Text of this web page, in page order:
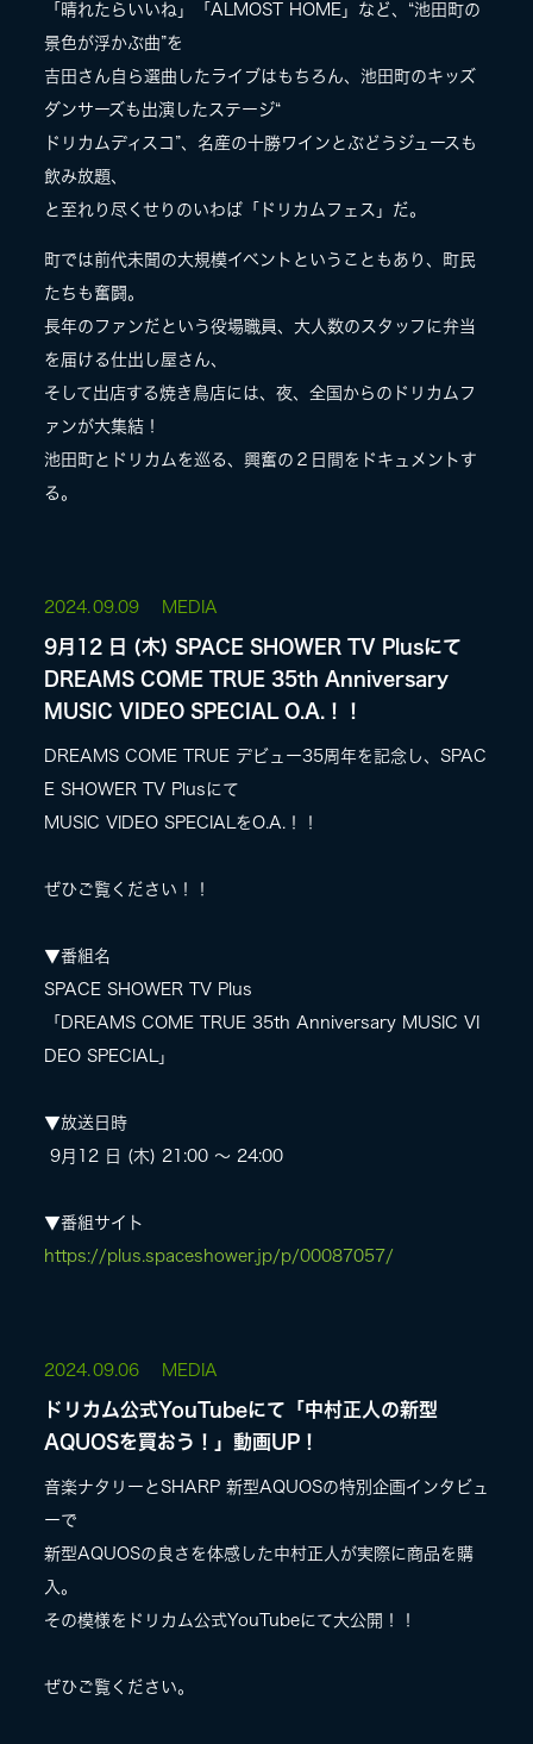
「晴れたらいいね」「ALMOST HOME」など、“池田町の
景色が浮かぶ曲”を
吉田さん自ら選曲したライブはもちろん、池田町のキッズ
ダンサーズも出演したステージ“
ドリカムディスコ”、名産の十勝ワインとぶどうジュースも
飲み放題、
と至れり尽くせりのいわば「ドリカムフェス」だ。
町では前代未聞の大規模イベントということもあり、町民
たちも奮闘。
長年のファンだという役場職員、大人数のスタッフに弁当
を届ける仕出し屋さん、
そして出店する焼き鳥店には、夜、全国からのドリカムフ
ァンが大集結！
池田町とドリカムを巡る、興奮の２日間をドキュメントす
る。
2024. 09.09 MEDIA
9月12 日 (木) SPACE SHOWER TV Plusにて
DREAMS COME TRUE 35th Anniversary
MUSIC VIDEO SPECIAL O.A.！！
DREAMS COME TRUE デビュー35周年を記念し、SPAC
E SHOWER TV Plusにて
MUSIC VIDEO SPECIALをO.A.！！
ぜひご覧ください！！
▼番組名
SPACE SHOWER TV Plus
「DREAMS COME TRUE 35th Anniversary MUSIC VI
DEO SPECIAL」
▼放送日時
9月12 日 (木) 21:00 〜 24:00
▼番組サイト
https://plus.spaceshower.jp/p/00087057/
2024. 09.06 MEDIA
ドリカム公式YouTubeにて「中村正人の新型
AQUOSを買おう！」動画UP！
音楽ナタリーとSHARP 新型AQUOSの特別企画インタビュ
ーで
新型AQUOSの良さを体感した中村正人が実際に商品を購
入。
その模様をドリカム公式YouTubeにて大公開！！
ぜひご覧ください。